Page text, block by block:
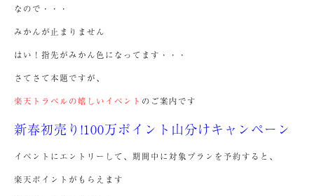
なので・・・
みかんが止まりません
はい！指先がみかん色になってます・・・
さてさて本題ですが、
楽天トラベルの嬉しいイベント のご案内です
新春初売り!100万ポイント山分けキャンペーン
イベントにエントリーして、期間中に対象プランを予約すると、
楽天ポイントがもらえます